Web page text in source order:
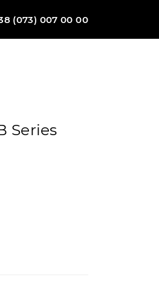
(073) 007 00 00
Series